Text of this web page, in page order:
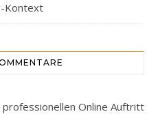
Kontext
professionellen Online Auftritt